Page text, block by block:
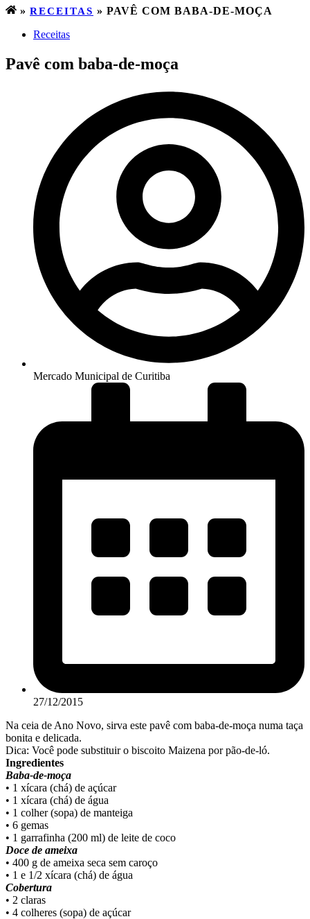
» RECEITAS » PAVÊ COM BABA-DE-MOÇA
Receitas
Pavê com baba-de-moça
Mercado Municipal de Curitiba
27/12/2015
Na ceia de Ano Novo, sirva este pavê com baba-de-moça numa taça
bonita e delicada.
Dica: Você pode substituir o biscoito Maizena por pão-de-ló.
Ingredientes
Baba-de-moça
• 1 xícara (chá) de açúcar
• 1 xícara (chá) de água
• 1 colher (sopa) de manteiga
• 6 gemas
• 1 garrafinha (200 ml) de leite de coco
Doce de ameixa
• 400 g de ameixa seca sem caroço
• 1 e 1/2 xícara (chá) de água
Cobertura
• 2 claras
• 4 colheres (sopa) de açúcar